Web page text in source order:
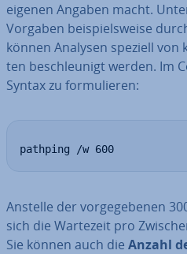
eigenen Angaben macht.
Vorgaben bei­spiels­wei­se
können Analysen speziell
ten be­schleu­nigt werden. Im
Syntax zu for­mu­lie­ren:
pathping /w 600
Anstelle der vor­ge­ge­be­nen
sich die Wartezeit pro
Sie können auch die Anzahl